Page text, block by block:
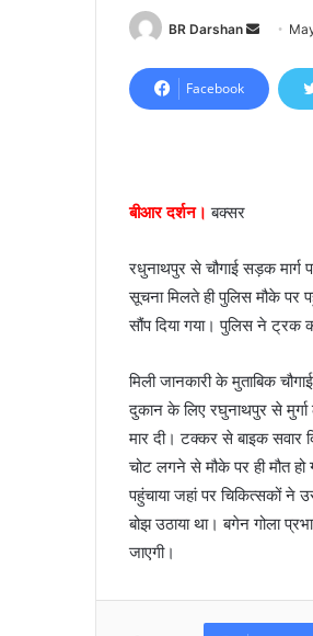
BR Darshan
n
d
i
l
Facebook
बीआर दर्शन। बक्सर
रधुनाथपुर से चौगाई सड़क मार्ग
सूचना मिलते ही पुलिस मौके पर
सौंप दिया गया। पुलिस ने ट्रक
मिली जानकारी के मुताबिक
दुकान के लिए रघुनाथपुर से
मार दी। टक्कर से बाइक सवार
चोट लगने से मौके पर ही मौत
पहुंचाया जहां पर चिकित्सकों ने
बोझ उठाया था। बगेन गोला
जाएगी।